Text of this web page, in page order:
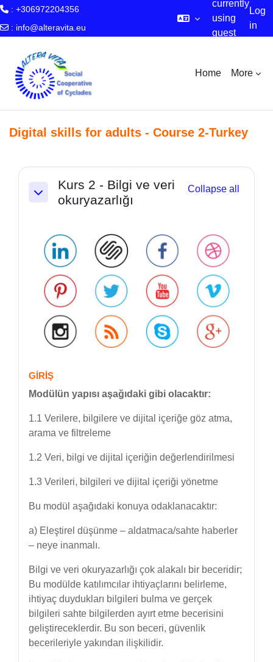
: +306972204356
: info@alteravita.eu
currently
using
guest
Log
in
Home More
Digital skills for adults - Course 2-Turkey
Section outline
Collapse
Kurs 2 - Bilgi ve veri
okuryazarlığı
Collapse all
GİRİŞ
Modülün yapısı aşağıdaki gibi olacaktır:
1.1 Verilere, bilgilere ve dijital içeriğe göz atma,
arama ve filtreleme
1.2 Veri, bilgi ve dijital içeriğin değerlendirilmesi
1.3 Verileri, bilgileri ve dijital içeriği yönetme
Bu modül aşağıdaki konuya odaklanacaktır:
a) Eleştirel düşünme – aldatmaca/sahte haberler
– neye inanmalı.
Bilgi ve veri okuryazarlığı çok alakalı bir beceridir;
Bu modülde katılımcılar ihtiyaçlarını belirleme,
ihtiyaç duydukları bilgileri bulma ve gerçek
bilgileri sahte bilgilerden ayırt etme becerisini
geliştireceklerdir. Bu son beceri, güvenlik
becerileriyle yakından ilişkilidir.